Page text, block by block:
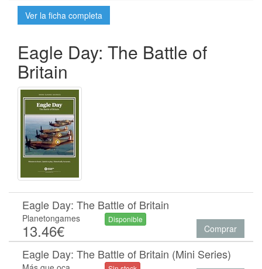
Ver la ficha completa
Eagle Day: The Battle of
Britain
Eagle Day: The Battle of Britain
Planetongames
13.46€
Disponible
Comprar
Eagle Day: The Battle of Britain (Mini Series)